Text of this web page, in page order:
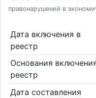
правонарушений в
Дата включения в
реестр
Основания
реестр
Дата составления